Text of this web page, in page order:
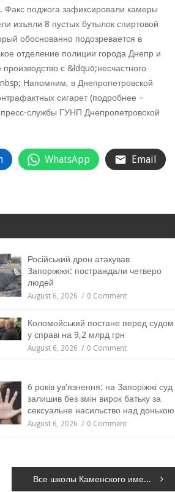
Факс поджога зафиксировали камеры
изъяли 8 пустых бутылок спиртовой
обоснованно подозревается в
отделение полиции города Днепр и
с &ldquo;несчастного
Напомним, в Днепропетровской
сигарет (подробнее –
службы ГУНП Днепропетровской
WhatsApp Email
Російський дрон атакував
Запоріжжя: постраждали четверо
людей
August 6, 2026 0 Comment
Коломойський постане перед судом
у справі на 9,2 млрд грн
August 6, 2026 0 Comment
6 років увʼязнення: на Запоріжжі суд
залишив без змін вирок батьку за
сексуальне насильство над донькою
August 6, 2026 0 Comment
Все школы Каменского имеют скоростной интернет